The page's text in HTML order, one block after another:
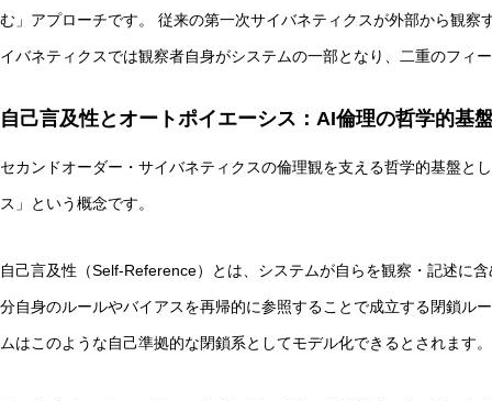
量子ダーウィニズムと生命の記憶 ― 神経・代謝・発生記
AI研究
む」アプローチです。 従来の第一次サイバネティクスが外部から観
イバネティクスでは観察者自身がシステムの一部となり、二重のフィ
自己言及性とオートポイエーシス：AI倫理の哲学的基
セカンドオーダー・サイバネティクスの倫理観を支える哲学的基盤と
ス」という概念です。
自己言及性（Self-Reference）とは、システムが自らを観察・記述に
分自身のルールやバイアスを再帰的に参照することで成立する閉鎖ル
ムはこのような自己準拠的な閉鎖系としてモデル化できるとされます。